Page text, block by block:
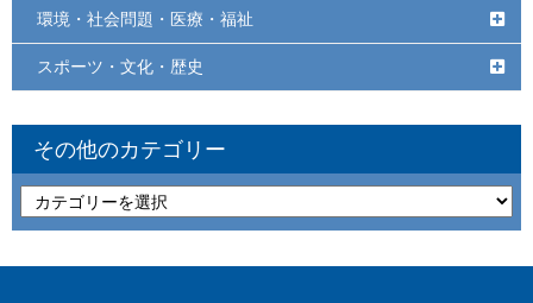
環境・社会問題・医療・福祉
スポーツ・文化・歴史
その他のカテゴリー